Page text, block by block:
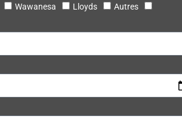
Wawanesa Lloyds Autres